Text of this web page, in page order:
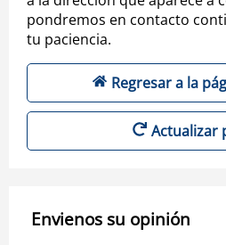
pondremos en contacto
tu paciencia.
Regresar a la
Actualizar
Envienos su opinión